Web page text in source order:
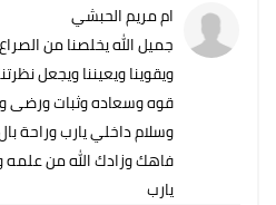
ام مريم الحبشي
جميل الله يخلصنا من
ويقوينا ويعيننا ويجعل
قوه وسعاده وثبات ورضى
وسلام داخلي يارب وراحة
فاهك وزادك الله من
يارب